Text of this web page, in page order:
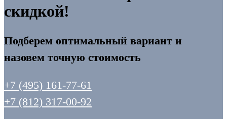
скидкой!
Подберем оптимальный вариант и
назовем точную стоимость
+7 (495) 161-77-61
+7 (812) 317-00-92